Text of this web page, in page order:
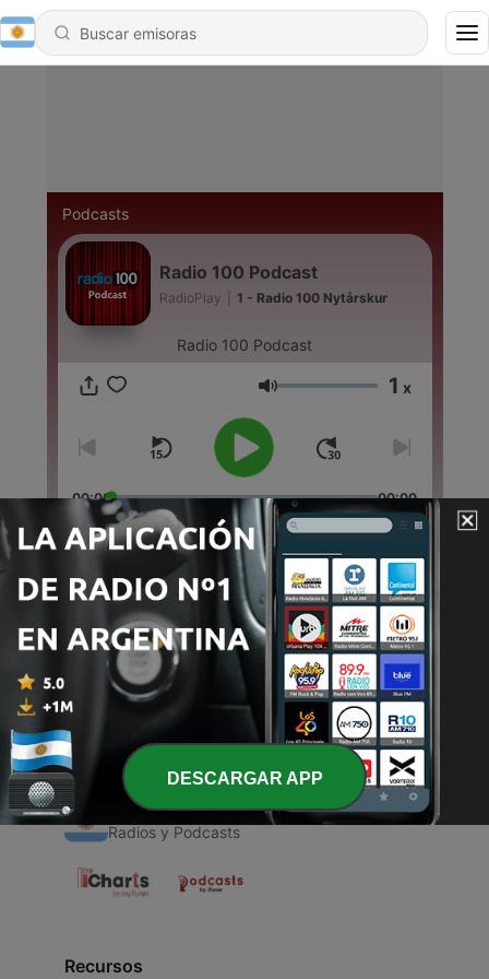
Podcasts
Radio 100 Podcast
RadioPlay 1 - Radio 100 Nytårskur
Radio 100 Podcast
Volumen 1 x
00:00 00:00
Episodios
1 - Radio 100 Nytårskur
08 feb. 2019
Radios Argentinas
Radios y Podcasts
Recursos
DESCARGAR APP